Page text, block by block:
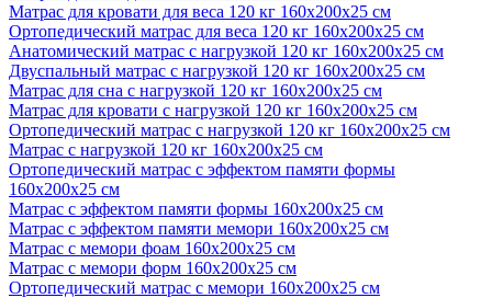
Матрас для кровати для веса 120 кг 160х200х25 см
Ортопедический матрас для веса 120 кг 160х200х25 см
Анатомический матрас с нагрузкой 120 кг 160х200х25 см
Двуспальный матрас с нагрузкой 120 кг 160х200х25 см
Матрас для сна с нагрузкой 120 кг 160х200х25 см
Матрас для кровати с нагрузкой 120 кг 160х200х25 см
Ортопедический матрас с нагрузкой 120 кг 160х200х25 см
Матрас с нагрузкой 120 кг 160х200х25 см
Ортопедический матрас с эффектом памяти формы
160х200х25 см
Матрас с эффектом памяти формы 160х200х25 см
Матрас с эффектом памяти мемори 160х200х25 см
Матрас с мемори фоам 160х200х25 см
Матрас с мемори форм 160х200х25 см
Ортопедический матрас с мемори 160х200х25 см